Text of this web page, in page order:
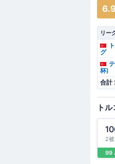
リー
グ
杯)
合計
ト
2
99